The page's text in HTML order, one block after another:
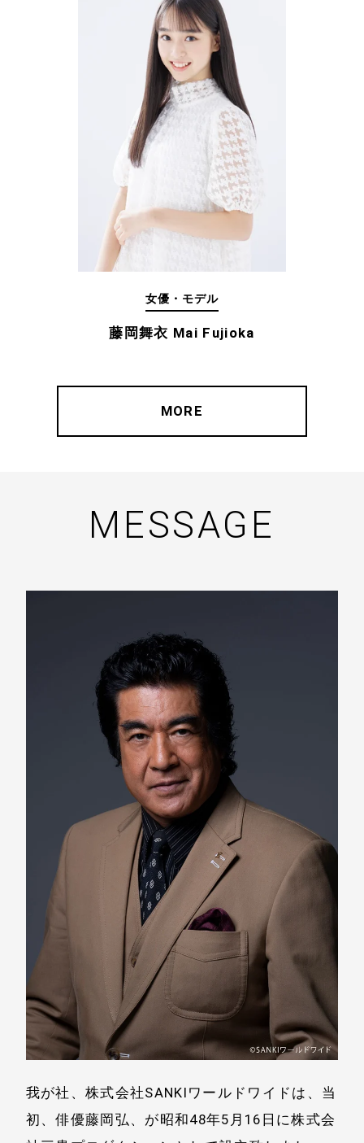
HOME MESSAGE
女優・モデル
藤岡舞衣 Mai Fujioka
MORE
MESSAGE
我が社、株式会社SANKIワールドワイドは、当
初、俳優藤岡弘、が昭和48年5月16日に株式会